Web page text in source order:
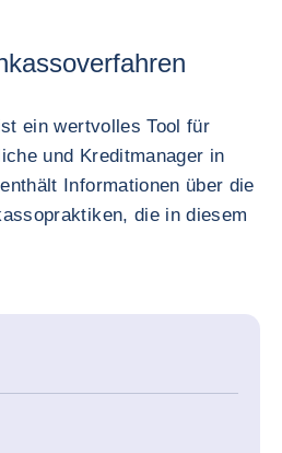
ein wertvolles Tool für
und Kreditmanager in
Informationen über die
die in diesem